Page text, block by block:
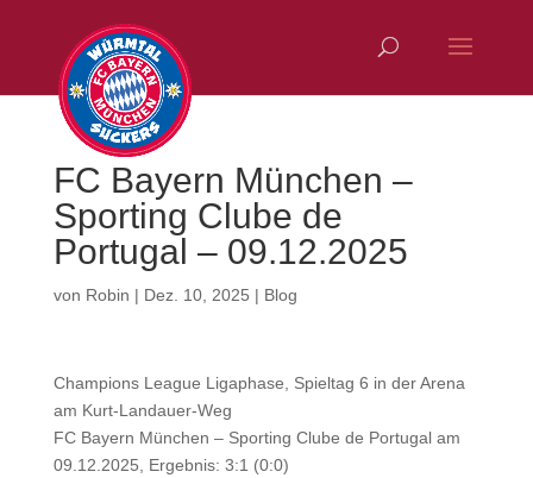
FC Bayern München –
Sporting Clube de
Portugal – 09.12.2025
von Robin | Dez. 10, 2025 | Blog
Champions League Ligaphase, Spieltag 6 in der Arena
am Kurt-Landauer-Weg
FC Bayern München – Sporting Clube de Portugal am
09.12.2025, Ergebnis: 3:1 (0:0)